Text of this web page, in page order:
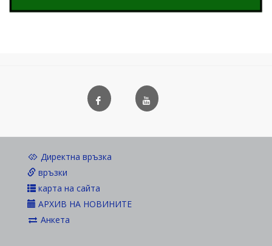
Директна връзка
връзки
карта на сайта
АРХИВ НА НОВИНИТЕ
Анкета